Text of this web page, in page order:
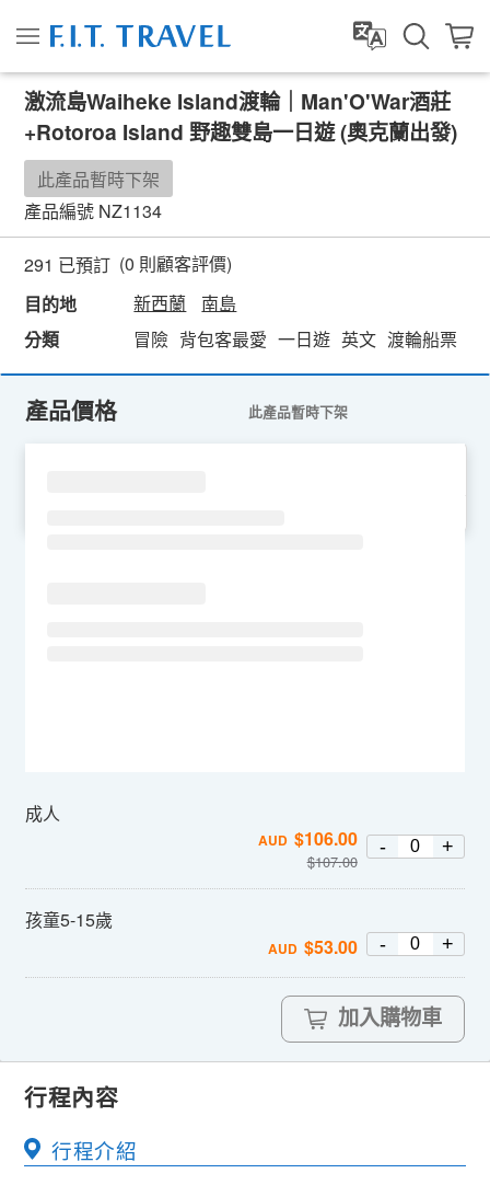
激流島Waiheke Island渡輪｜Man'O'War酒莊
+Rotoroa Island 野趣雙島一日遊 (奧克蘭出發)
此產品暫時下架
產品編號 NZ1134
291 已預訂 (0 則顧客評價)
目的地
新西蘭
南島
分類
冒險 背包客最愛 一日遊 英文 渡輪船票
產品價格 此產品暫時下架
成人
AUD $106.00
$107.00
- +
孩童5-15歲
AUD $53.00 - +
加入購物車
行程內容
行程介紹